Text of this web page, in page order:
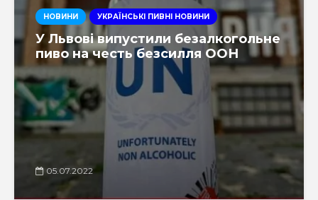
НОВИНИ УКРАЇНСЬКІ ПИВНІ НОВИНИ
У Львові випустили безалкогольне
пиво на честь безсилля ООН
05.07.2022